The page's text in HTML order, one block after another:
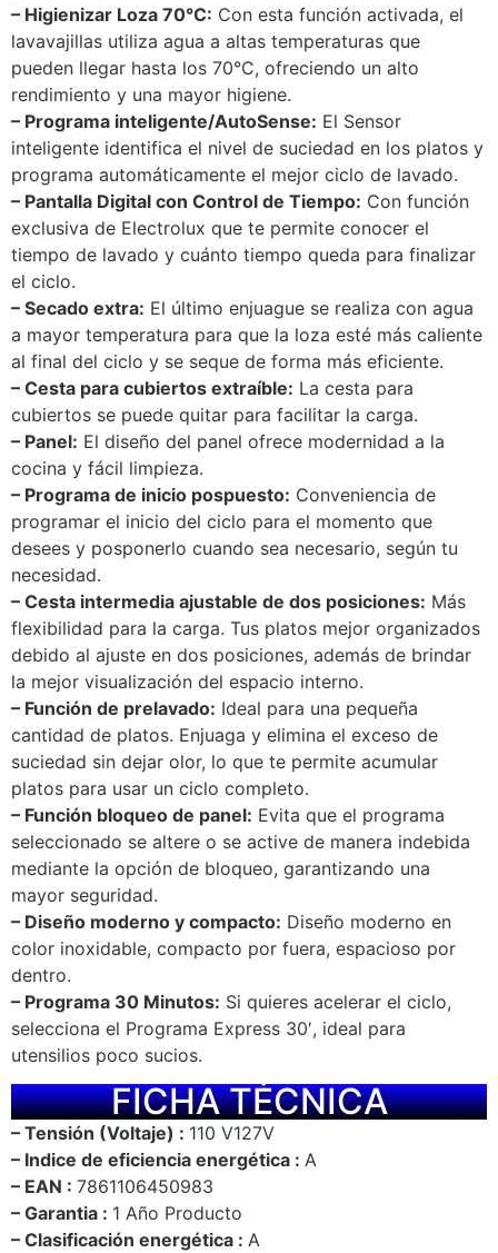
– Higienizar Loza 70°C: Con esta función activada, el
lavavajillas utiliza agua a altas temperaturas que
pueden llegar hasta los 70°C, ofreciendo un alto
rendimiento y una mayor higiene.
– Programa inteligente/AutoSense: El Sensor
inteligente identifica el nivel de suciedad en los platos y
programa automáticamente el mejor ciclo de lavado.
– Pantalla Digital con Control de Tiempo: Con función
exclusiva de Electrolux que te permite conocer el
tiempo de lavado y cuánto tiempo queda para finalizar
el ciclo.
– Secado extra: El último enjuague se realiza con agua
a mayor temperatura para que la loza esté más caliente
al final del ciclo y se seque de forma más eficiente.
– Cesta para cubiertos extraíble: La cesta para
cubiertos se puede quitar para facilitar la carga.
– Panel: El diseño del panel ofrece modernidad a la
cocina y fácil limpieza.
– Programa de inicio pospuesto: Conveniencia de
programar el inicio del ciclo para el momento que
desees y posponerlo cuando sea necesario, según tu
necesidad.
– Cesta intermedia ajustable de dos posiciones: Más
flexibilidad para la carga. Tus platos mejor organizados
debido al ajuste en dos posiciones, además de brindar
la mejor visualización del espacio interno.
– Función de prelavado: Ideal para una pequeña
cantidad de platos. Enjuaga y elimina el exceso de
suciedad sin dejar olor, lo que te permite acumular
platos para usar un ciclo completo.
– Función bloqueo de panel: Evita que el programa
seleccionado se altere o se active de manera indebida
mediante la opción de bloqueo, garantizando una
mayor seguridad.
– Diseño moderno y compacto: Diseño moderno en
color inoxidable, compacto por fuera, espacioso por
dentro.
– Programa 30 Minutos: Si quieres acelerar el ciclo,
selecciona el Programa Express 30′, ideal para
utensilios poco sucios.
FICHA TÉCNICA
– Tensión (Voltaje) : 110 V127V
– Indice de eficiencia energética : A
– EAN : 7861106450983
– Garantia : 1 Año Producto
– Clasificación energética : A